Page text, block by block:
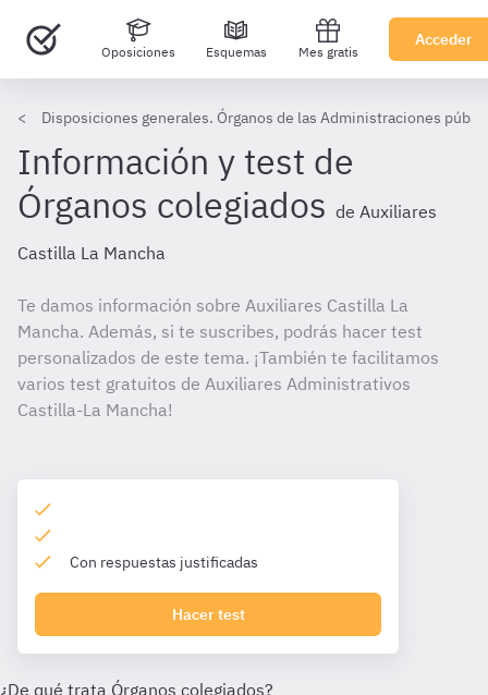
Oposiciones Esquemas Mes gratis
Acceder
Disposiciones generales. Órganos de las Administraciones
Información y test de
Órganos colegiados de Auxiliares
Castilla La Mancha
Te damos información sobre Auxiliares Castilla La
Mancha. Además, si te suscribes, podrás hacer test
personalizados de este tema. ¡También te facilitamos
varios test gratuitos de Auxiliares Administrativos
Castilla-La Mancha!
Con respuestas justificadas
Hacer test